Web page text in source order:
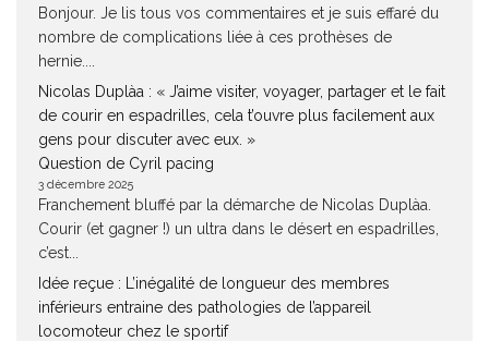
Bonjour. Je lis tous vos commentaires et je suis effaré du
nombre de complications liée à ces prothèses de
hernie....
Nicolas Duplàa : « J’aime visiter, voyager, partager et le fait
de courir en espadrilles, cela t’ouvre plus facilement aux
gens pour discuter avec eux. »
Question de Cyril pacing
3 décembre 2025
Franchement bluffé par la démarche de Nicolas Duplàa.
Courir (et gagner !) un ultra dans le désert en espadrilles,
c’est...
Idée reçue : L’inégalité de longueur des membres
inférieurs entraine des pathologies de l’appareil
locomoteur chez le sportif